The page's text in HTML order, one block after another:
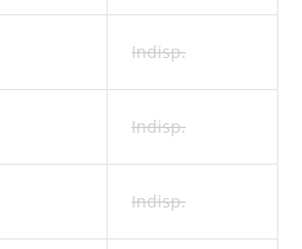
Indisp.
Indisp.
Indisp.